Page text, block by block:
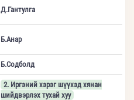
Д.Гантулга
Б.Анар
Б.Содболд
2. Иргэний хэрэг шүүхэд хянан
шийдвэрлэх тухай хуу